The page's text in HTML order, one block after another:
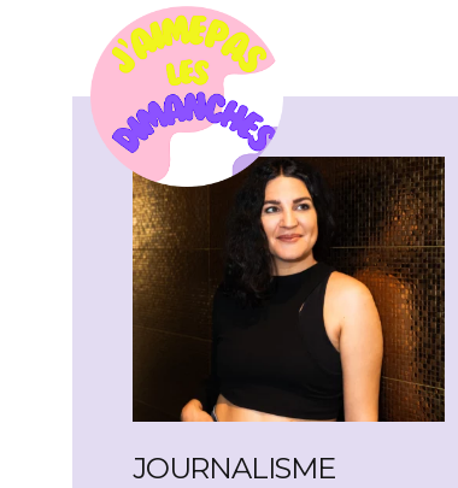
JOURNALISME